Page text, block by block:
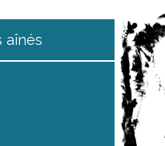
aînés